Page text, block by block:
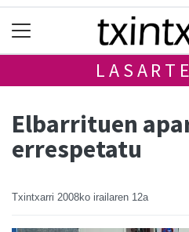
Elbarrituen
errespetatu
Txintxarri 2008ko irailaren 12a